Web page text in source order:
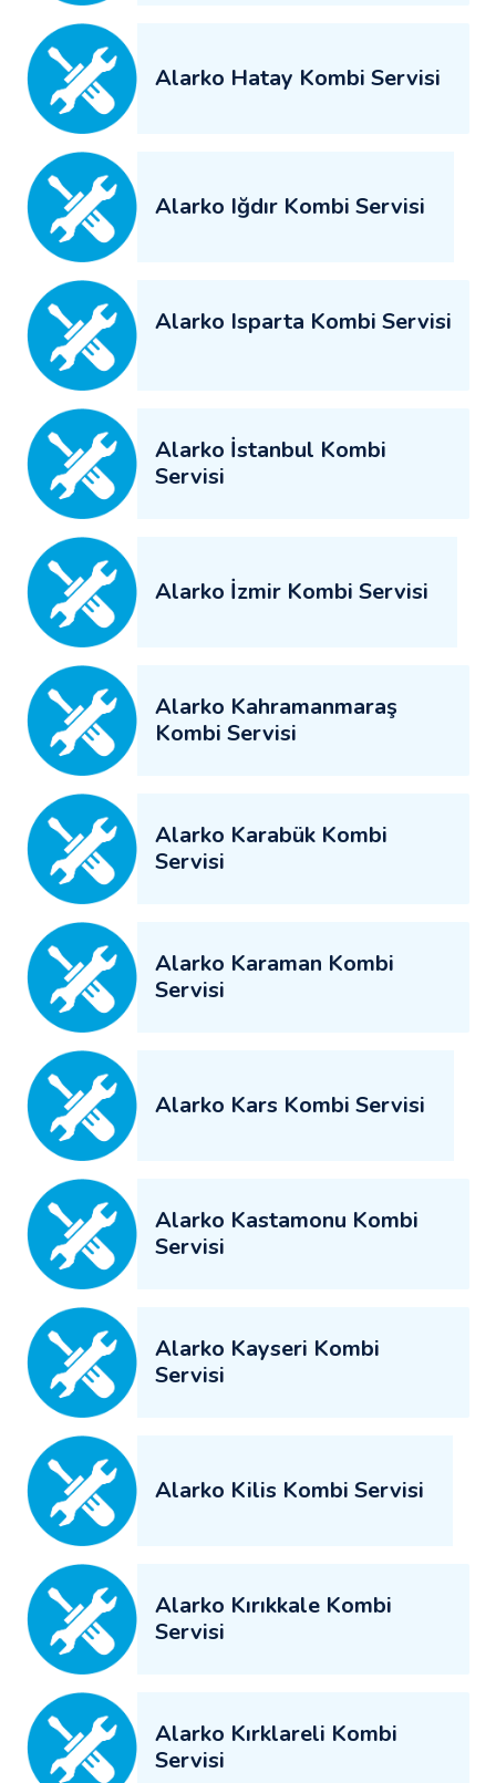
Alarko Hatay Kombi Servisi
Alarko Iğdır Kombi Servisi
Alarko Isparta Kombi Servisi
Alarko İstanbul Kombi
Servisi
Alarko İzmir Kombi Servisi
Alarko Kahramanmaraş
Kombi Servisi
Alarko Karabük Kombi
Servisi
Alarko Karaman Kombi
Servisi
Alarko Kars Kombi Servisi
Alarko Kastamonu Kombi
Servisi
Alarko Kayseri Kombi
Servisi
Alarko Kilis Kombi Servisi
Alarko Kırıkkale Kombi
Servisi
Alarko Kırklareli Kombi
Servisi